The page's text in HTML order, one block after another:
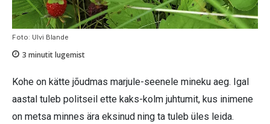
Foto: Ulvi Blande
3 minutit lugemist
Kohe on kätte jõudmas marjule-seenele mineku aeg. Igal
aastal tuleb politseil ette kaks-kolm juhtumit, kus inimene
on metsa minnes ära eksinud ning ta tuleb üles leida.